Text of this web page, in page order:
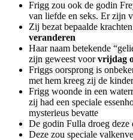
Frigg zou ook de godin
van liefde en seks. Er zijn
Zij bezat bepaalde
veranderen
Haar naam betekende
zijn geweest voorvrijdag
Friggs oorsprong is
met hem kreeg zij de
Frigg woonde in een
zij had een speciale
mysterieus bevatte
De godin Fulla droeg deze
Deze zou speciale